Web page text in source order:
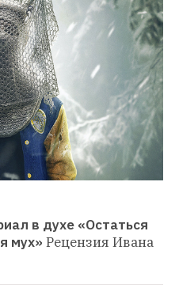
в духе «Остаться
мух» Рецензия Ивана